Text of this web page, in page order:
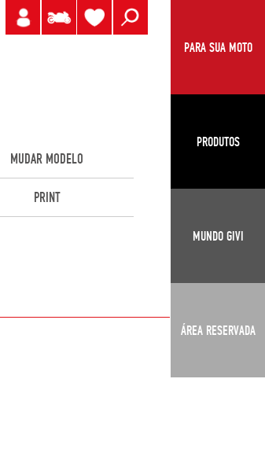
PARA SUA MOTO
PRODUTOS
MUNDO GIVI
ÁREA RESERVADA
MUDAR MODELO
PRINT